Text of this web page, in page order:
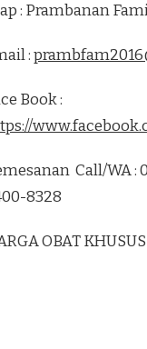
: Prambanan
:
Book :
Call/WA :
8328
OBAT